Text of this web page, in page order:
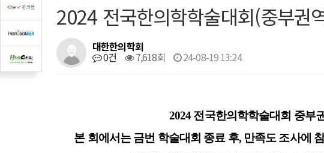
2024 전국한의학학술대회(중부
대한한의학회
0건 7,618회 24-08-19 13:24
2024 전국한의학학술대회 중부
본 회에서는 금번 학술대회 종료 후, 만족도 조사에